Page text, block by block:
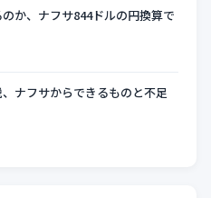
か、ナフサ844ドルの円換算で
ナフサからできるものと不足